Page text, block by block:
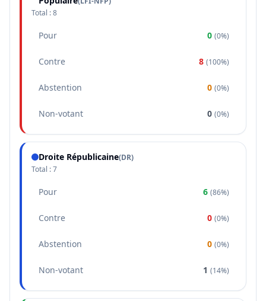
Total :8
Pour 0 (0%)
Contre 8 (100%)
Abstention 0 (0%)
Non-votant 0 (0%)
Droite Républicaine(DR)
Total :7
Pour 6 (86%)
Contre 0 (0%)
Abstention 0 (0%)
Non-votant 1 (14%)